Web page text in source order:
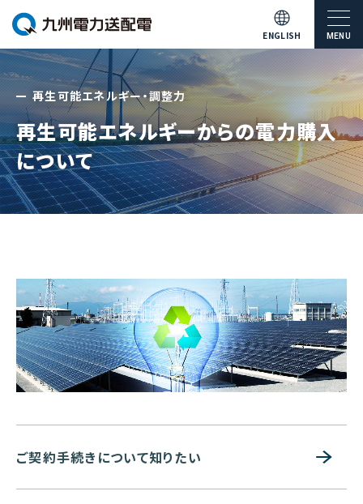
ENGLISH MENU
再生可能エネルギー・調整力
再生可能エネルギーからの電力購入
について
ご契約手続きについて知りたい